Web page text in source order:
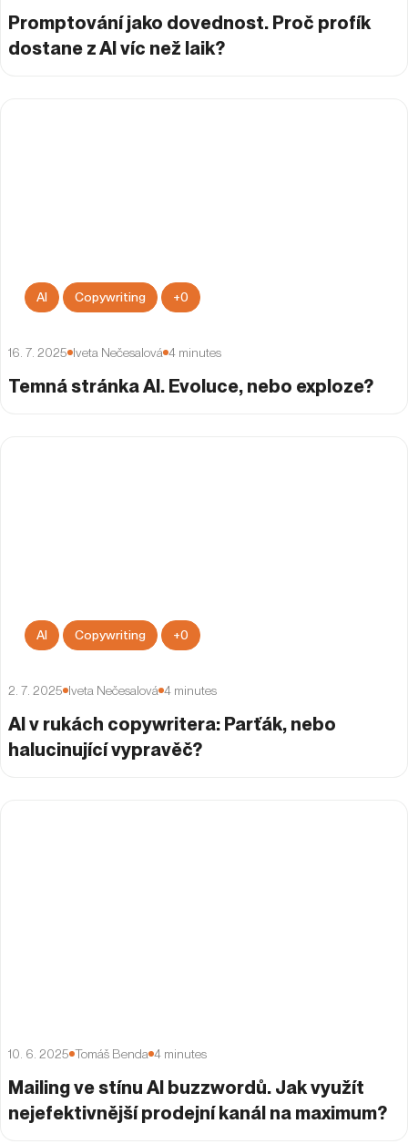
Promptování jako dovednost. Proč profík
dostane z AI víc než laik?
16. 7. 2025 Iveta Nečesalová 4 minutes
Temná stránka AI. Evoluce, nebo exploze?
AI Copywriting +0
2. 7. 2025 Iveta Nečesalová 4 minutes
AI v rukách copywritera: Parťák, nebo
halucinující vypravěč?
AI Copywriting +0
10. 6. 2025 Tomáš Benda 4 minutes
Mailing ve stínu AI buzzwordů. Jak využít
nejefektivnější prodejní kanál na maximum?